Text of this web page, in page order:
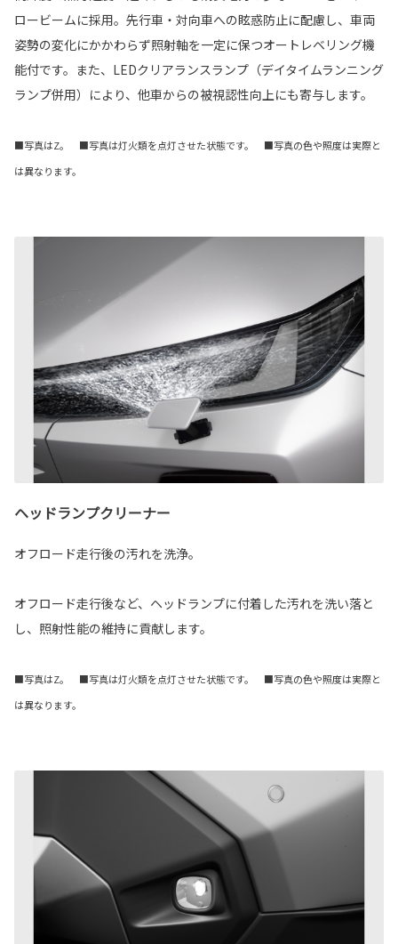
ロービームに採用。先行車・対向車への眩惑防止に配慮し、車両
姿勢の変化にかかわらず照射軸を一定に保つオートレベリング機
能付です。また、LEDクリアランスランプ（デイタイムランニング
ランプ併用）により、他車からの被視認性向上にも寄与します。
■写真はZ。 ■写真は灯火類を点灯させた状態です。 ■写真の色や照度は実際と
は異なります。
ヘッドランプクリーナー
オフロード走行後の汚れを洗浄。
オフロード走行後など、ヘッドランプに付着した汚れを洗い落と
し、照射性能の維持に貢献します。
■写真はZ。 ■写真は灯火類を点灯させた状態です。 ■写真の色や照度は実際と
は異なります。